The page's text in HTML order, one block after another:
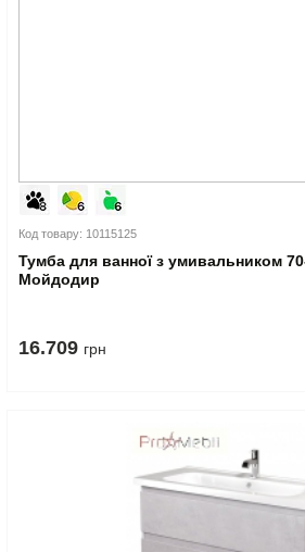
Код товару: 10115125
Тумба для ванної з умивальником
Мойдодир
16.709 грн